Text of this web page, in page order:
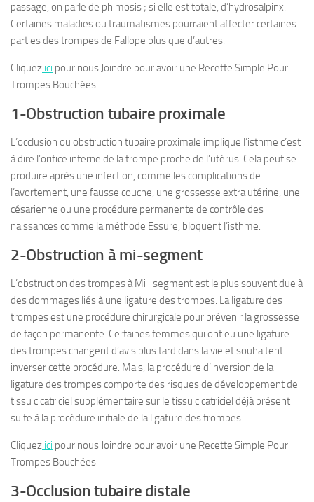
passage, on parle de phimosis ; si elle est totale, d’hydrosalpinx.
Certaines maladies ou traumatismes pourraient affecter certaines
parties des trompes de Fallope plus que d’autres.
Cliquez ici pour nous Joindre pour avoir une Recette Simple Pour
Trompes Bouchées
1-Obstruction tubaire proximale
L’occlusion ou obstruction tubaire proximale implique l’isthme c’est
à dire l’orifice interne de la trompe proche de l’utérus. Cela peut se
produire après une infection, comme les complications de
l’avortement, une fausse couche, une grossesse extra utérine, une
césarienne ou une procédure permanente de contrôle des
naissances comme la méthode Essure, bloquent l’isthme.
2-Obstruction à mi-segment
L’obstruction des trompes à Mi- segment est le plus souvent due à
des dommages liés à une ligature des trompes. La ligature des
trompes est une procédure chirurgicale pour prévenir la grossesse
de façon permanente. Certaines femmes qui ont eu une ligature
des trompes changent d’avis plus tard dans la vie et souhaitent
inverser cette procédure. Mais, la procédure d’inversion de la
ligature des trompes comporte des risques de développement de
tissu cicatriciel supplémentaire sur le tissu cicatriciel déjà présent
suite à la procédure initiale de la ligature des trompes.
Cliquez ici pour nous Joindre pour avoir une Recette Simple Pour
Trompes Bouchées
3-Occlusion tubaire distale